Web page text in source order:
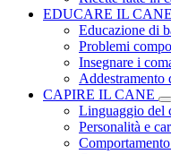
EDUCARE IL CANE
Educazione di
Problemi
Insegnare i
Addestramento
CAPIRE IL CANE
Linguaggio del
Personalità e